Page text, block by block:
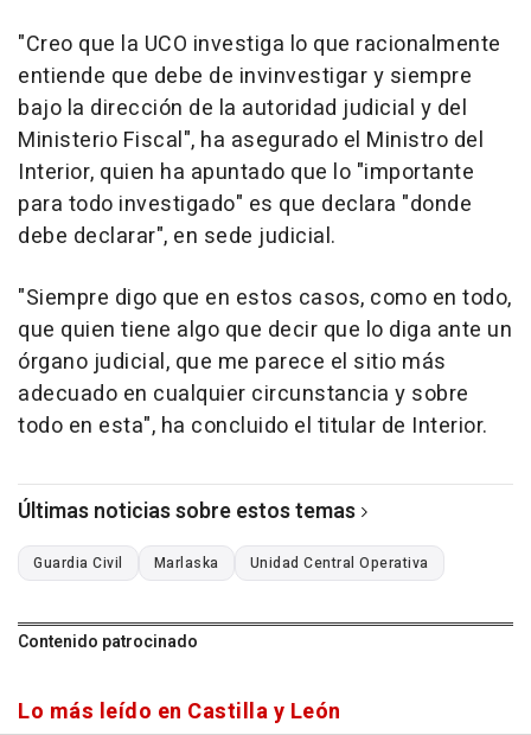
"Creo que la UCO investiga lo que racionalmente
entiende que debe de invinvestigar y siempre
bajo la dirección de la autoridad judicial y del
Ministerio Fiscal", ha asegurado el Ministro del
Interior, quien ha apuntado que lo "importante
para todo investigado" es que declara "donde
debe declarar", en sede judicial.
"Siempre digo que en estos casos, como en todo,
que quien tiene algo que decir que lo diga ante un
órgano judicial, que me parece el sitio más
adecuado en cualquier circunstancia y sobre
todo en esta", ha concluido el titular de Interior.
Últimas noticias sobre estos temas
Guardia Civil Marlaska Unidad Central Operativa
Contenido patrocinado
Lo más leído en Castilla y León